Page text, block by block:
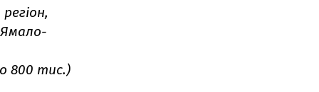
Ямало-
800 тис.)